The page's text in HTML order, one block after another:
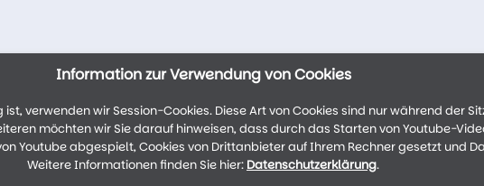
Information zur Verwendung von Cookies
verwenden wir Session-Cookies. Diese Art von Cookies sind nur während der
möchten wir Sie darauf hinweisen, dass durch das Starten von Youtube-
Youtube abgespielt, Cookies von Drittanbieter auf Ihrem Rechner gesetzt und
Weitere Informationen finden Sie hier: Datenschutzerklärung.